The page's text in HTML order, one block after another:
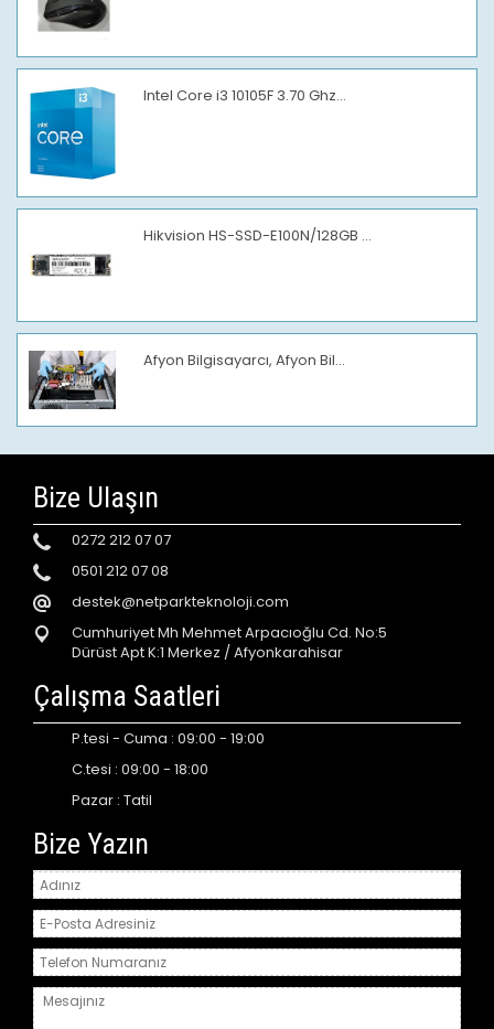
Intel Core i3 10105F 3.70 Ghz...
Hikvision HS-SSD-E100N/128GB ...
Afyon Bilgisayarcı, Afyon Bil...
Bize Ulaşın
0272 212 07 07
0501 212 07 08
destek@netparkteknoloji.com
Cumhuriyet Mh Mehmet Arpacıoğlu Cd. No:5
Dürüst Apt K:1 Merkez / Afyonkarahisar
Çalışma Saatleri
P.tesi - Cuma : 09:00 - 19:00
C.tesi : 09:00 - 18:00
Pazar : Tatil
Bize Yazın